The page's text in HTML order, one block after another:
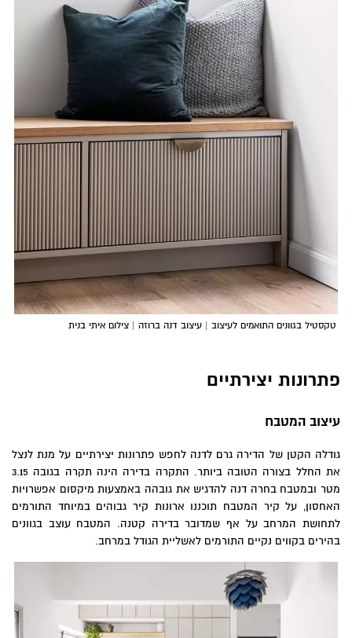
טקסטיל בגוונים התואמים לעיצוב | עיצוב דנה ברוזה | צילום איתי בנית
פתרונות יצירתיים
עיצוב המטבח
גודלה הקטן של הדירה גרם לדנה לחפש פתרונות יצירתיים על מנת לנצל
את החלל בצורה הטובה ביותר. התקרה בדירה הינה תקרה בגובה 3.15
מטר ובמטבח בחרה דנה להדגיש את גובהה באמצעות מיקסום אפשרויות
האחסון, על קיר המטבח תוכננו ארונות קיר גבוהים במיוחד התורמים
לתחושת המרחב על אף שמדובר בדירה קטנה. המטבח עוצב בגוונים
בהירים בקווים נקיים התורמים לאשליית הגודל במרחב.